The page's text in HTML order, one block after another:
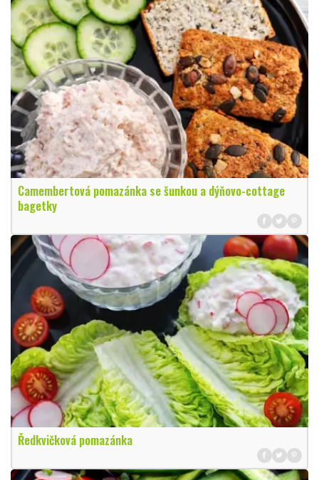
Camembertová pomazánka se šunkou a dýňovo-cottage
bagetky
Ředkvičková pomazánka